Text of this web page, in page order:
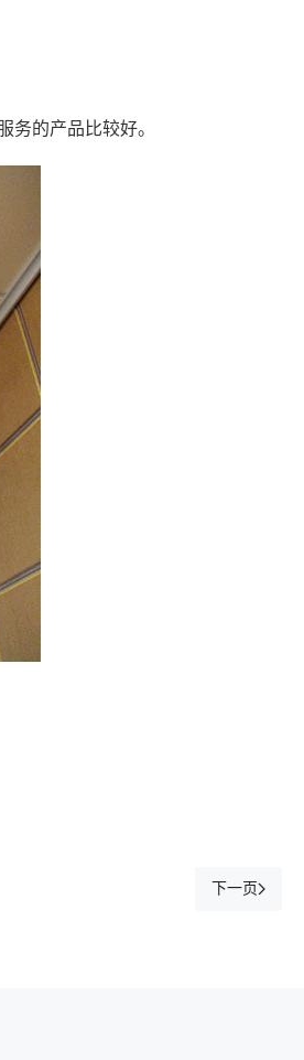
的产品比较好。
下一页